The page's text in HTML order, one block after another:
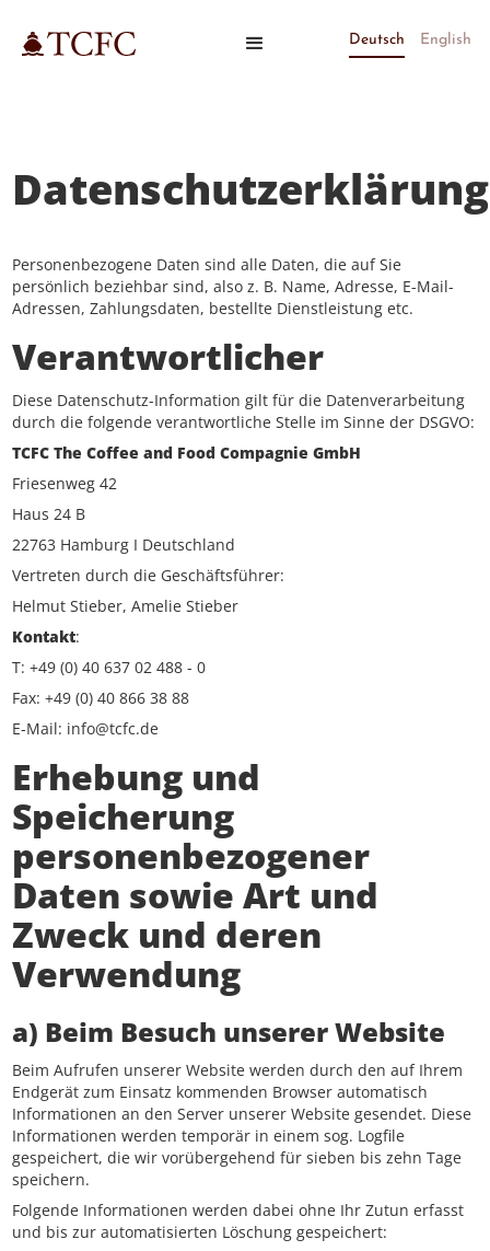
Deutsch English
Datenschutzerklärung
Personenbezogene Daten sind alle Daten, die auf Sie
persönlich beziehbar sind, also z. B. Name, Adresse, E-Mail-
Adressen, Zahlungsdaten, bestellte Dienstleistung etc.
Verantwortlicher
Diese Datenschutz-Information gilt für die Datenverarbeitung
durch die folgende verantwortliche Stelle im Sinne der DSGVO:
TCFC The Coffee and Food Compagnie GmbH
Friesenweg 42
Haus 24 B
22763 Hamburg I Deutschland
Vertreten durch die Geschäftsführer:
Helmut Stieber, Amelie Stieber
Kontakt:
T: +49 (0) 40 637 02 488 - 0
Fax: +49 (0) 40 866 38 88
E-Mail: info@tcfc.de
Erhebung und
Speicherung
personenbezogener
Daten sowie Art und
Zweck und deren
Verwendung
a) Beim Besuch unserer Website
Beim Aufrufen unserer Website werden durch den auf Ihrem
Endgerät zum Einsatz kommenden Browser automatisch
Informationen an den Server unserer Website gesendet. Diese
Informationen werden temporär in einem sog. Logfile
gespeichert, die wir vorübergehend für sieben bis zehn Tage
speichern.
Folgende Informationen werden dabei ohne Ihr Zutun erfasst
und bis zur automatisierten Löschung gespeichert: